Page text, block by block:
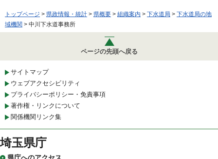
トップページ > 県政情報・統計 > 県概要 > 組織案内 > 下水道局 > 下水道局の地
域機関 > 中川下水道事務所
ページの先頭へ戻る
サイトマップ
ウェブアクセシビリティ
プライバシーポリシー・免責事項
著作権・リンクについて
関係機関リンク集
埼玉県庁
県庁へのアクセス